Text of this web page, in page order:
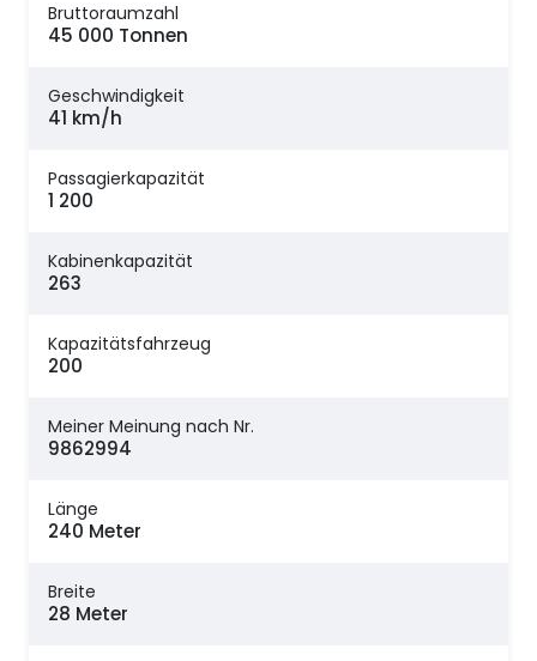
Bruttoraumzahl
45 000 Tonnen
Geschwindigkeit
41 km/h
Passagierkapazität
1 200
Kabinenkapazität
263
Kapazitätsfahrzeug
200
Meiner Meinung nach Nr.
9862994
Länge
240 Meter
Breite
28 Meter